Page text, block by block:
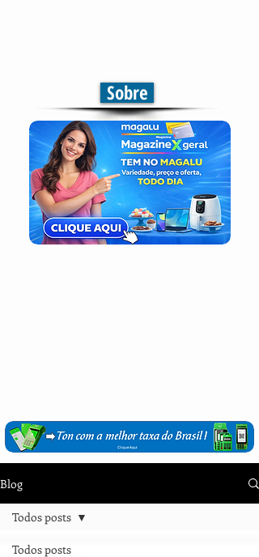
Sobre
Blog
Todos posts
Todos posts